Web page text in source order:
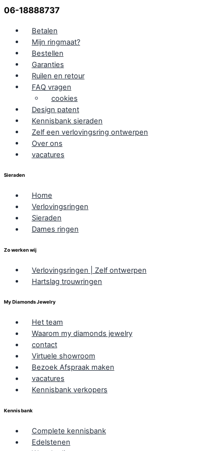
06-18888737
Betalen
Mijn ringmaat?
Bestellen
Garanties
Ruilen en retour
FAQ vragen
cookies
Design patent
Kennisbank sieraden
Zelf een verlovingsring ontwerpen
Over ons
vacatures
Sieraden
Home
Verlovingsringen
Sieraden
Dames ringen
Zo werken wij
Verlovingsringen | Zelf ontwerpen
Hartslag trouwringen
My Diamonds Jewelry
Het team
Waarom my diamonds jewelry
contact
Virtuele showroom
Bezoek Afspraak maken
vacatures
Kennisbank verkopers
Kennis bank
Complete kennisbank
Edelstenen